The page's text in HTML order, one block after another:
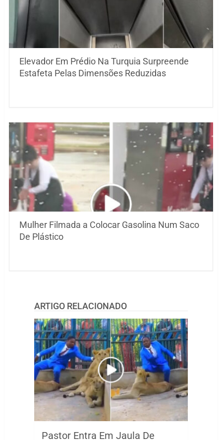
Elevador Em Prédio Na Turquia Surpreende
Estafeta Pelas Dimensões Reduzidas
Mulher Filmada a Colocar Gasolina Num Saco
De Plástico
ARTIGO RELACIONADO
Pastor Entra Em Jaula De